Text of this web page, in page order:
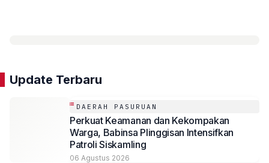
Update Terbaru
DAERAH PASURUAN
Perkuat Keamanan dan Kekompakan
Warga, Babinsa Plinggisan Intensifkan
Patroli Siskamling
06 Agustus 2026